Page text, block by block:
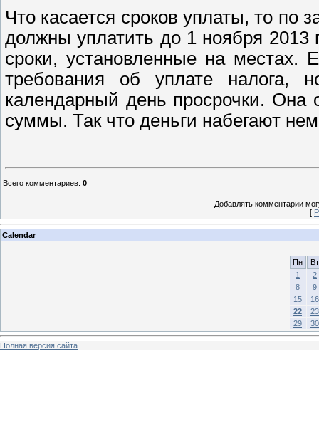
Что касается сроков уплаты, то по
должны уплатить до 1 ноября 2013
сроки, установленные на местах.
требования об уплате
календарный день просрочки. Она
суммы. Так что деньги набегают
Всего комментариев: 0
Добавлять комментарии
[
Calendar
Пн
Вт
1
2
8
9
15
16
22
23
29
30
Полная версия сайта